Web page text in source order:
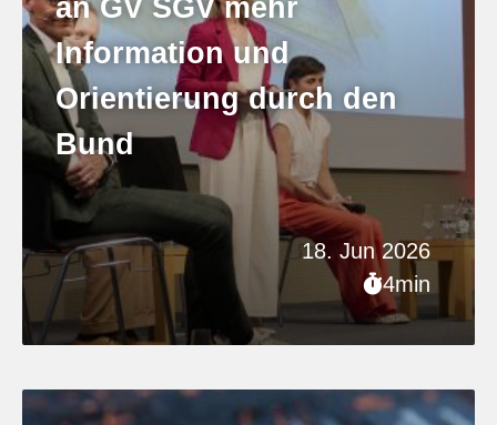
18. Jun 2026
4min
an GV SGV mehr
Information und
Orientierung durch den
Bund